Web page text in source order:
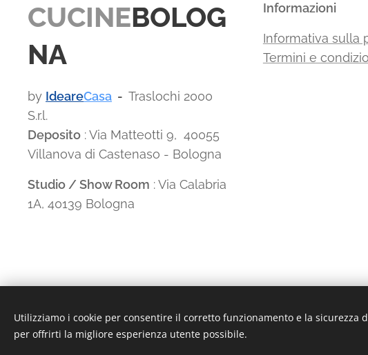
CUCINEBOLOG
NA
by IdeareCasa - Traslochi 2000
S.r.l.
Deposito : Via Matteotti 9, 40055
Villanova di Castenaso - Bologna
Studio / Show Room : Via Calabria
1A, 40139 Bologna
Informazioni
Informativa sulla
Termini e
P.I./C.F. 03135881203 - REA: BO-494768 - I.R.I. di Bologna n.
Utilizziamo i cookie per consentire il corretto funzionamento e la sicurezza
per offrirti la migliore esperienza utente possibile.